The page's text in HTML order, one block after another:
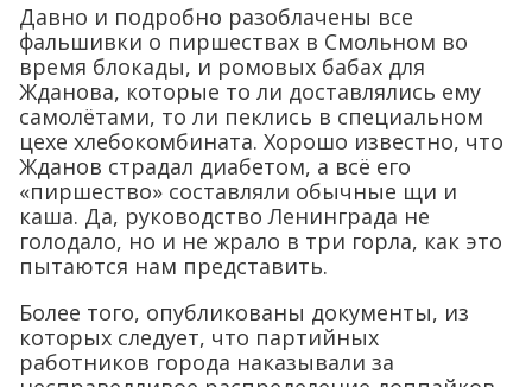
Давно и подробно разоблачены все
фальшивки о пиршествах в Смольном во
время блокады, и ромовых бабах для
Жданова, которые то ли доставлялись ему
самолётами, то ли пеклись в специальном
цехе хлебокомбината. Хорошо известно, что
Жданов страдал диабетом, а всё его
«пиршество» составляли обычные щи и
каша. Да, руководство Ленинграда не
голодало, но и не жрало в три горла, как это
пытаются нам представить.
Более того, опубликованы документы, из
которых следует, что партийных
работников города наказывали за